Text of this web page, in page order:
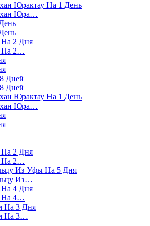
Юрактау На 1 День
Юра…
На 2 Дня
На 2…
Дней
Дней
Юрактау На 1 День
Юра…
На 2 Дня
На 2…
Из Уфы На 5 Дня
Из…
На 4 Дня
На 4…
На 3 Дня
На 3…